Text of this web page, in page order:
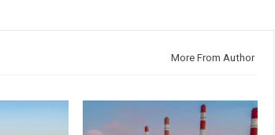
More From Author